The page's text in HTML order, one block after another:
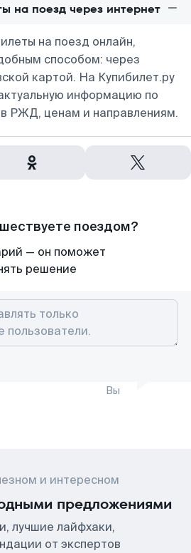
на поезд через интернет
на поезд онлайн,
способом: через
картой. На Купибилет.ру
информацию по
РЖД, ценам и направлениям.
поездом?
— он поможет
решение
Вы
и интересном
предложениями
лучшие лайфхаки,
от экспертов